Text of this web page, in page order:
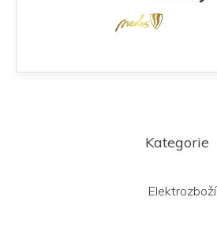
Kategorie
Elektrozboží